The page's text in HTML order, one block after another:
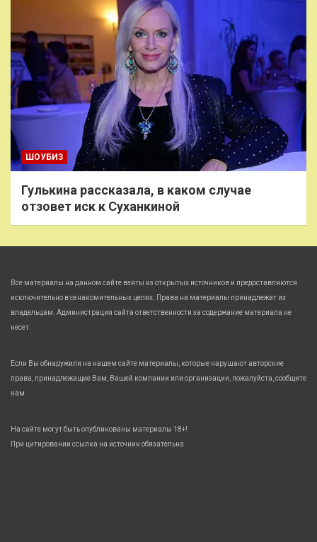
ШОУБИЗ
Гулькина рассказала, в каком случае
отзовет иск к Суханкиной
Все материалы на данном сайте взяты из открытых источников и предоставляются
исключительно в ознакомительных целях. Права на материалы принадлежат их
владельцам. Администрация сайта ответственности за содержание материала не
несет.
Если Вы обнаружили на нашем сайте материалы, которые нарушают авторские
права, принадлежащие Вам, Вашей компании или организации, пожалуйста, сообщите
нам.
На сайте могут быть опубликованы материалы 18+!
При цитировании ссылка на источник обязательна.